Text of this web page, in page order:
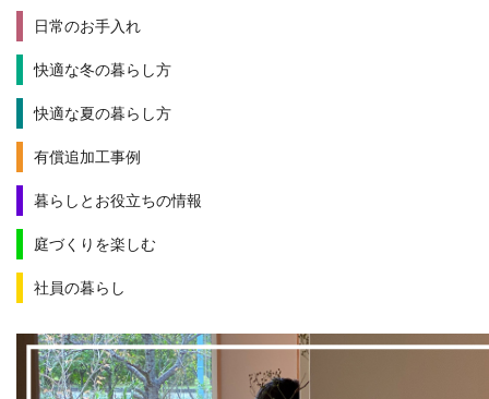
日常のお手入れ
快適な冬の暮らし方
快適な夏の暮らし方
有償追加工事例
暮らしとお役立ちの情報
庭づくりを楽しむ
社員の暮らし